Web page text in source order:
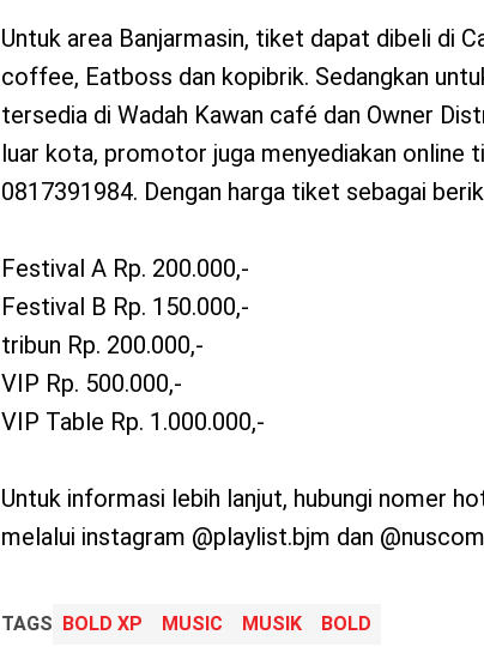
Untuk area Banjarmasin, tiket dapat dibeli di
coffee, Eatboss dan kopibrik. Sedangkan
tersedia di Wadah Kawan café dan Owner
luar kota, promotor juga menyediakan online
0817391984. Dengan harga tiket sebagai
Festival A Rp. 200.000,-
Festival B Rp. 150.000,-
tribun Rp. 200.000,-
VIP Rp. 500.000,-
VIP Table Rp. 1.000.000,-
Untuk informasi lebih lanjut, hubungi nomer
melalui instagram @playlist.bjm dan
TAGS BOLD XP MUSIC MUSIK BOLD